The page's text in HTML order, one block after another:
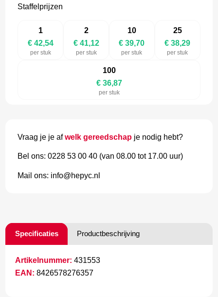
Staffelprijzen
1
€ 42,54
per stuk
2
€ 41,12
per stuk
10
€ 39,70
per stuk
25
€ 38,29
per stuk
100
€ 36,87
per stuk
Vraag je je afwelk gereedschap je nodig hebt?
Bel ons: 0228 53 00 40 (van 08.00 tot 17.00 uur)
Mail ons: info@hepyc.nl
Specificaties Productbeschrijving
Artikelnummer: 431553
EAN: 8426578276357